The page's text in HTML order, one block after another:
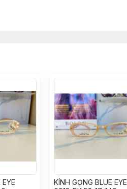
KÍNH GỌNG BLUE EYE